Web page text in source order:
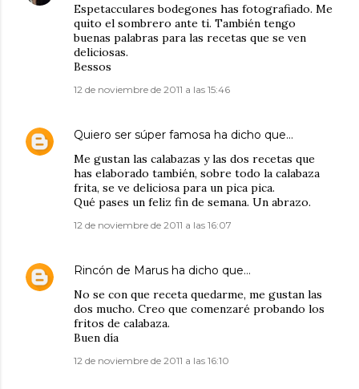
Espetacculares bodegones has fotografiado. Me
quito el sombrero ante ti. También tengo
buenas palabras para las recetas que se ven
deliciosas.
Bessos
12 de noviembre de 2011 a las 15:46
Quiero ser súper famosa ha dicho que…
Me gustan las calabazas y las dos recetas que
has elaborado también, sobre todo la calabaza
frita, se ve deliciosa para un pica pica.
Qué pases un feliz fin de semana. Un abrazo.
12 de noviembre de 2011 a las 16:07
Rincón de Marus ha dicho que…
No se con que receta quedarme, me gustan las
dos mucho. Creo que comenzaré probando los
fritos de calabaza.
Buen día
12 de noviembre de 2011 a las 16:10